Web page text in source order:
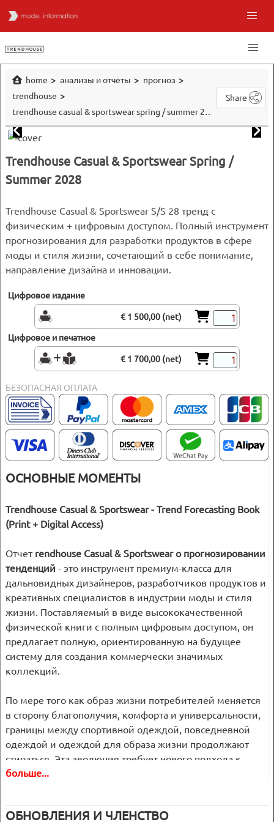
home анализы и отчеты
прогноз
trendhouse
trendhouse casual & sportswear spring / summer 2028
Share
Trendhouse Casual & Sportswear Spring /
Summer 2028
Trendhouse Casual & Sportswear S/S 28 тренд с
физическим + цифровым доступом. Полный инструмент
прогнозирования для разработки продуктов в сфере
моды и стиля жизни, сочетающий в себе понимание,
направление дизайна и инновации.
Цифровое издание
€ 1 500,00 (net)
Цифровое и печатное
€ 1 700,00 (net)
БЕЗОПАСНАЯ ОПЛАТА
ОСНОВНЫЕ МОМЕНТЫ
Trendhouse Casual & Sportswear - Trend Forecasting Book
(Print + Digital Access)
Отчет rendhouse Casual & Sportswear о прогнозировании
тенденций - это инструмент премиум-класса для
дальновидных дизайнеров, разработчиков продуктов и
креативных специалистов в индустрии моды и стиля
жизни. Поставляемый в виде высококачественной
физической книги с полным цифровым доступом, он
предлагает полную, ориентированную на будущее
систему для создания коммерчески значимых
коллекций.
По мере того как образ жизни потребителей меняется
в сторону благополучия, комфорта и универсальности,
границы между спортивной одеждой, повседневной
одеждой и одеждой для образа жизни продолжают
стираться. Эта эволюция требует нового подхода к
разработке продукции - такого, который бы
характеристиками, устойчивостью и эстетическими
инновациями.
больше...
ОБНОВЛЕНИЯ И ЧЛЕНСТВО